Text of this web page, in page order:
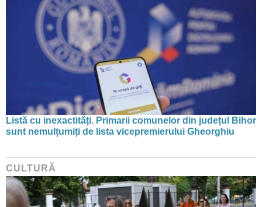
Listă cu inexactități. Primarii comunelor din județul Bihor
sunt nemulțumiți de lista vicepremierului Gheorghiu
CULTURĂ